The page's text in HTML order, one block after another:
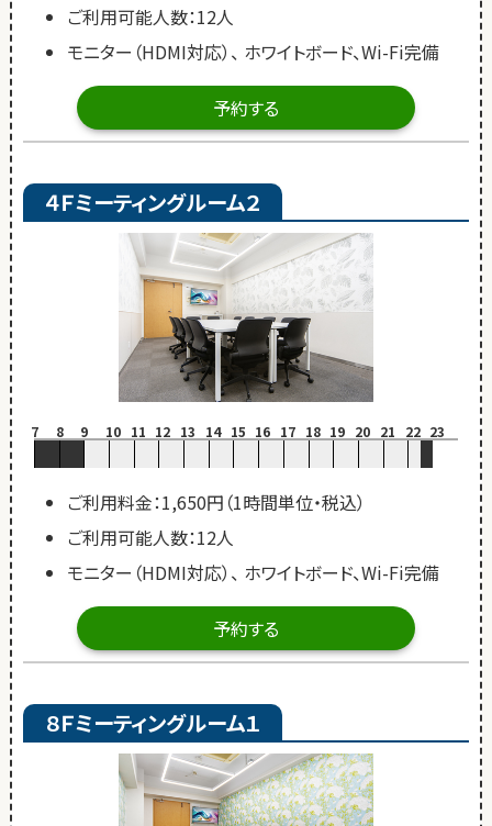
ご利用可能人数：12人
モニター（HDMI対応）、 ホワイトボード、Wi-Fi完備
予約する
４Ｆミーティングルーム２
7 8 9 10 11 12 13 14 15 16 17 18 19 20 21 22 23
ご利用料金：1,650円（1時間単位・税込）
ご利用可能人数：12人
モニター（HDMI対応）、 ホワイトボード、Wi-Fi完備
予約する
８Ｆミーティングルーム１